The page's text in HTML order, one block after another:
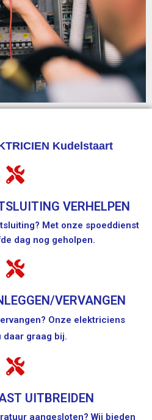
Kudelstaart
VERHELPEN
Met onze spoeddienst
dag nog geholpen.
VERVANGEN
Onze elektriciens
daar graag bij.
UITBREIDEN
aangesloten? Wij bieden